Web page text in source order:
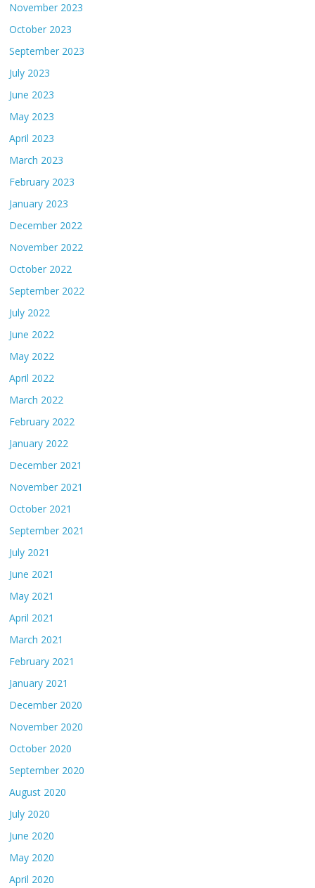
November 2023
October 2023
September 2023
July 2023
June 2023
May 2023
April 2023
March 2023
February 2023
January 2023
December 2022
November 2022
October 2022
September 2022
July 2022
June 2022
May 2022
April 2022
March 2022
February 2022
January 2022
December 2021
November 2021
October 2021
September 2021
July 2021
June 2021
May 2021
April 2021
March 2021
February 2021
January 2021
December 2020
November 2020
October 2020
September 2020
August 2020
July 2020
June 2020
May 2020
April 2020